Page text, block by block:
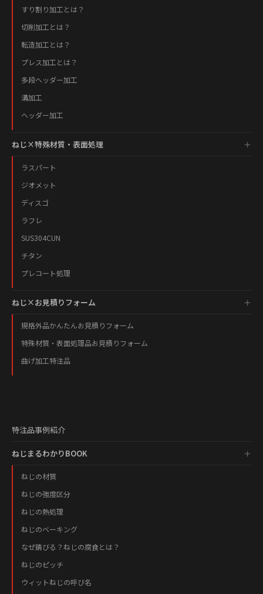
すり割り加工とは？
切削加工とは？
転造加工とは？
プレス加工とは？
多段ヘッダー加工
溝加工
ヘッダー加工
ねじ×特殊材質・表面処理
ラスパート
ジオメット
ディスゴ
ラフレ
SUS304CUN
チタン
プレコート処理
ねじ×お見積りフォーム
規格外品かんたんお見積りフォーム
特殊材質・表面処理品お見積りフォーム
曲げ加工特注品
特注品事例紹介
ねじまるわかりBOOK
ねじの材質
ねじの強度区分
ねじの熱処理
ねじのベーキング
なぜ錆びる？ねじの腐食とは？
ねじのピッチ
ウィットねじの呼び名